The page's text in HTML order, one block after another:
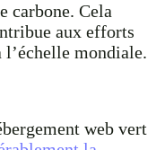
carbone. Cela
aux efforts
mondiale.
web vert